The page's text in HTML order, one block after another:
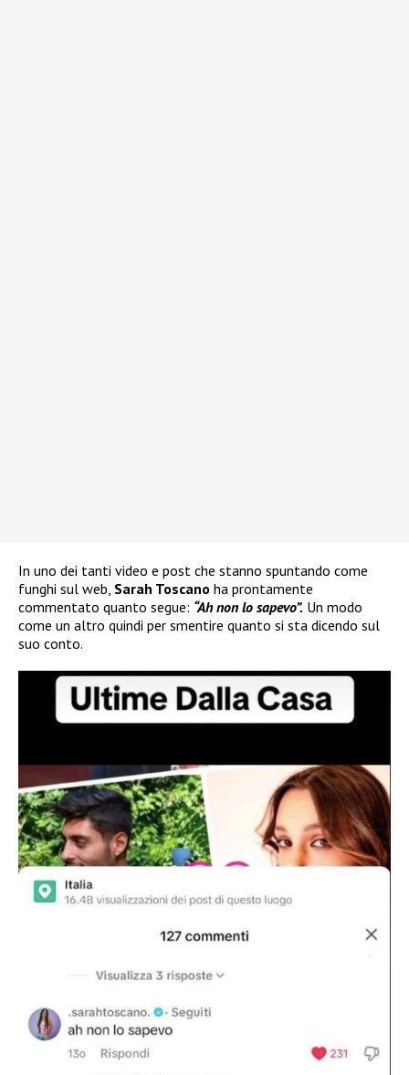
In uno dei tanti video e post che stanno spuntando come
funghi sul web, Sarah Toscano ha prontamente
commentato quanto segue: “Ah non lo sapevo”. Un modo
come un altro quindi per smentire quanto si sta dicendo sul
suo conto.